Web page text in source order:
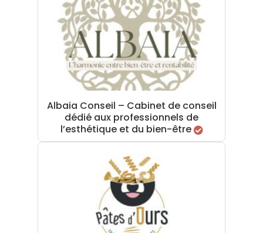
Albaia Conseil – Cabinet de conseil
dédié aux professionnels de
l’esthétique et du bien-être